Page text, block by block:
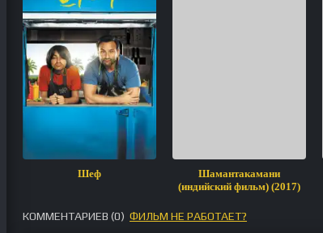
Шеф
Шамантакамани
(индийский фильм) (2017)
КОММЕНТАРИЕВ (0) ФИЛЬМ НЕ РАБОТАЕТ?